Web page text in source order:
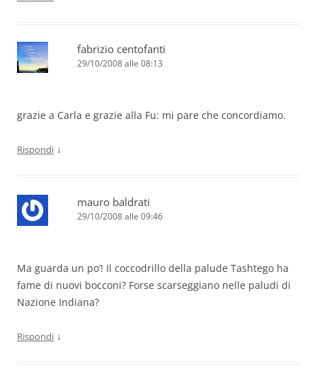
fabrizio centofanti
29/10/2008 alle 08:13
grazie a Carla e grazie alla Fu: mi pare che concordiamo.
Rispondi ↓
mauro baldrati
29/10/2008 alle 09:46
Ma guarda un po’! Il coccodrillo della palude Tashtego ha
fame di nuovi bocconi? Forse scarseggiano nelle paludi di
Nazione Indiana?
Rispondi ↓